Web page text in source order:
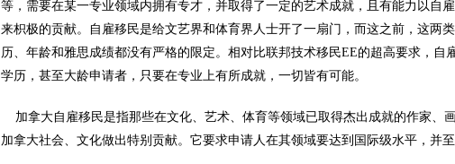
等，需要在某一专业领域内拥有专才，并取得了一定的艺术成就，且有能力以自
来枳极的贡献。自雇移民是给文艺界和体育界人士开了一扇门，而这之前，这两
历、年龄和雅思成绩都没有严格的限定。相对比联邦技术移民EE的超高要求，
学历，甚至大龄申请者，只要在专业上有所成就，一切皆有可能。
加拿大自雇移民是指那些在文化、艺术、体育等领域已取得杰出成就的作家、
加拿大社会、文化做出特别贡献。它要求申请人在其领域要达到国际级水平，并至